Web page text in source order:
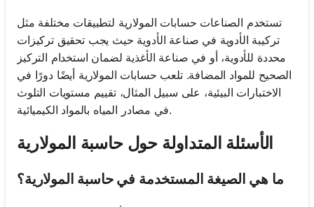
تستخدم الصناعات حسابات المولارية لتطبيقات مختلفة مثل
تركيبة الأدوية في صناعة الأدوية حيث يجب تحقيق تركيزات
محددة للأدوية، أو في صناعة الأغذية لضمان استخدام التركيز
الصحيح للمواد المضافة. تلعب حسابات المولارية أيضًا دورًا في
الاختبارات البيئية، على سبيل المثال، تقييم مستويات التلوث
في مصادر المياه بالمواد الكيميائية.
الأسئلة المتداولة حول حاسبة المولارية
ما هي الصيغة المستخدمة في حاسبة المولارية؟